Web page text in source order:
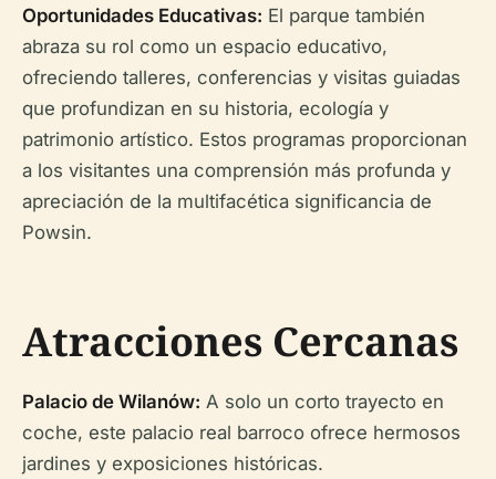
Oportunidades Educativas: El parque también
abraza su rol como un espacio educativo,
ofreciendo talleres, conferencias y visitas guiadas
que profundizan en su historia, ecología y
patrimonio artístico. Estos programas proporcionan
a los visitantes una comprensión más profunda y
apreciación de la multifacética significancia de
Powsin.
Atracciones Cercanas
Palacio de Wilanów: A solo un corto trayecto en
coche, este palacio real barroco ofrece hermosos
jardines y exposiciones históricas.